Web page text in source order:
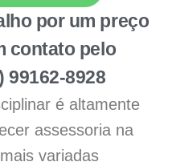
por um preço
contato pelo
99162-8928
é altamente
assessoria na
variadas